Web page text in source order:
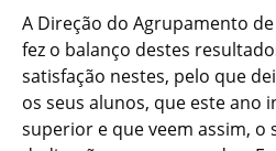
A Direção do Agrupamento
fez o balanço destes
satisfação nestes, pelo que
os seus alunos, que este ano
superior e que veem assim, o